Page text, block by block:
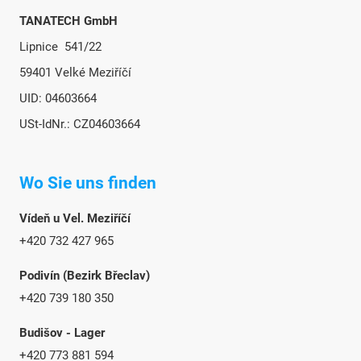
TANATECH GmbH
Lipnice 541/22
59401 Velké Meziříčí
UID: 04603664
USt-IdNr.: CZ04603664
Wo Sie uns finden
Vídeň u Vel. Meziříčí
+420 732 427 965
Podivín (Bezirk Břeclav)
+420 739 180 350
Budišov - Lager
+420 773 881 594